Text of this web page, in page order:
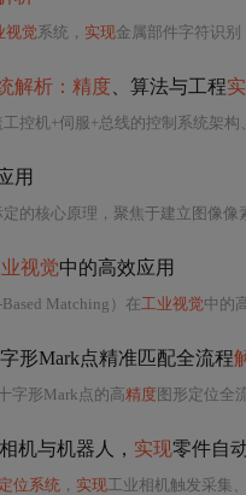
视觉系统， 实现金属部件字符识别（准确率
解析：精度 、算法与工程
制系统架构、S型速度规划与连续插补算法、基于NCC模
用
像像素坐标系与机械坐标系间的映射关系，解决相机外参标定问题。内容涵
视觉中的高效应用
Matching）在工业视觉中的高效应用，
形Mark点精准匹配全流程
字形Mark点的高精度图形定位全流程，
机与机器人， 实现零件自
定位系统 ， 实现工业相机触发采集、模板匹配定位